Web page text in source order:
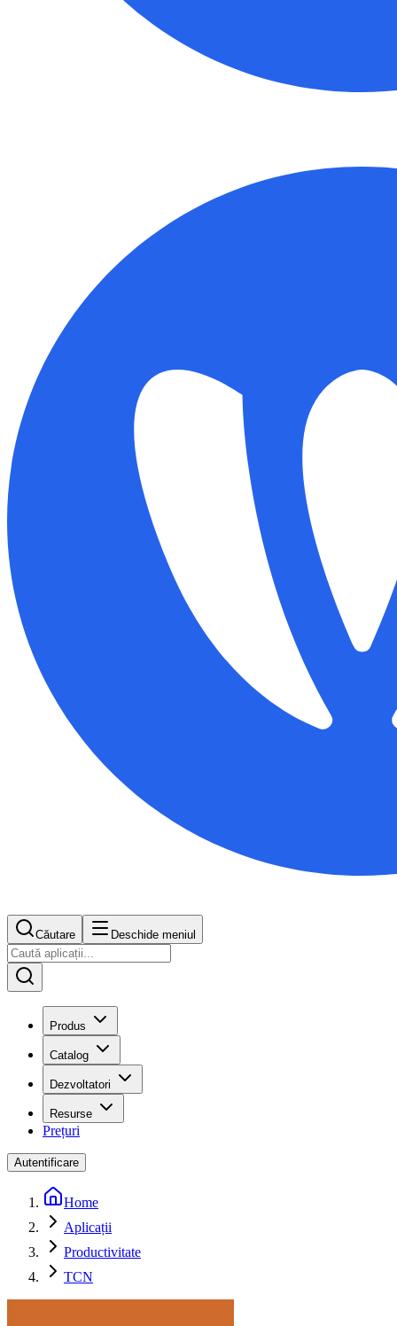
Căutare Deschide meniul
Produs
Catalog
Dezvoltatori
Resurse
Prețuri
Autentificare
Home
Aplicații
Productivitate
TCN